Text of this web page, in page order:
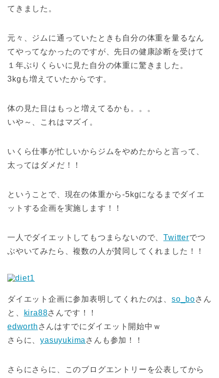
てきました。
元々、ジムに通っていたときも自分の体重を量るなん
てやってなかったのですが、先日の健康診断を受けて
１年ぶりくらいに見た自分の体重に驚きました。
3kgも増えていたからです。
体の見た目はもっと増えてるかも。。。
いや～、これはマズイ。
いくら仕事が忙しいからジムをやめたからと言って、
太ってはダメだ！！
ということで、現在の体重から-5kgになるまでダイエ
ットする企画を実施します！！
一人でダイエットしてもつまらないので、Twitterでつ
ぶやいてみたら、複数の人が賛同してくれました！！
ダイエット企画に参加表明してくれたのは、 so_boさん
と、
kira88さんです！！
edworth さんはすでにダイエット開始中ｗ
さらに、yasuyukima さんも参加！！
さらにさらに、このブログエントリーを公表してから